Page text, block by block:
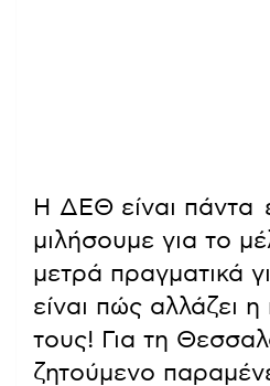
Η ΔΕΘ είναι πάντα
μιλήσουμε για το
μετρά πραγματικά
είναι πώς αλλάζει
τους! Για τη
ζητούμενο